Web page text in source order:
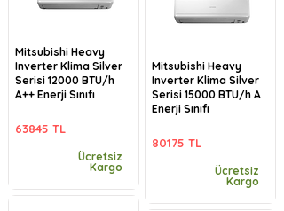
Mitsubishi Heavy
Inverter Klima Silver
Serisi 12000 BTU/h
A++ Enerji Sınıfı
63845 TL
Ücretsiz
Kargo
Mitsubishi Heavy
Inverter Klima Silver
Serisi 15000 BTU/h A
Enerji Sınıfı
80175 TL
Ücretsiz
Kargo